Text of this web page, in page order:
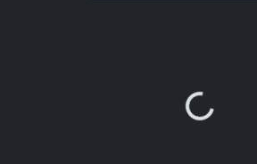
Loading...